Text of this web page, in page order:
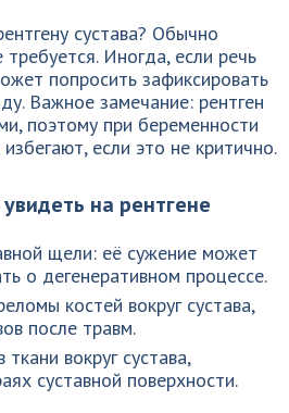
сустава? Обычно
Иногда, если речь
попросить зафиксировать
Важное замечание: рентген
поэтому при беременности
если это не критично.
на рентгене
щели: её сужение может
о дегенеративном процессе.
костей вокруг сустава,
после травм.
вокруг сустава,
суставной поверхности.